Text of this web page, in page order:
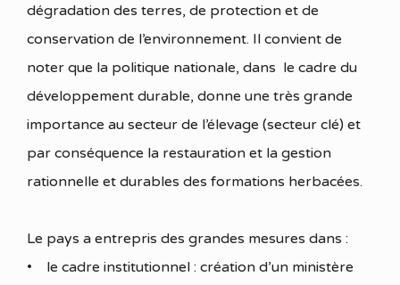
dégradation des terres, de protection et de
conservation de l’environnement. Il convient de
noter que la politique nationale, dans le cadre du
développement durable, donne une très grande
importance au secteur de l’élevage (secteur clé) et
par conséquence la restauration et la gestion
rationnelle et durables des formations herbacées.
Le pays a entrepris des grandes mesures dans :
• le cadre institutionnel : création d’un ministère